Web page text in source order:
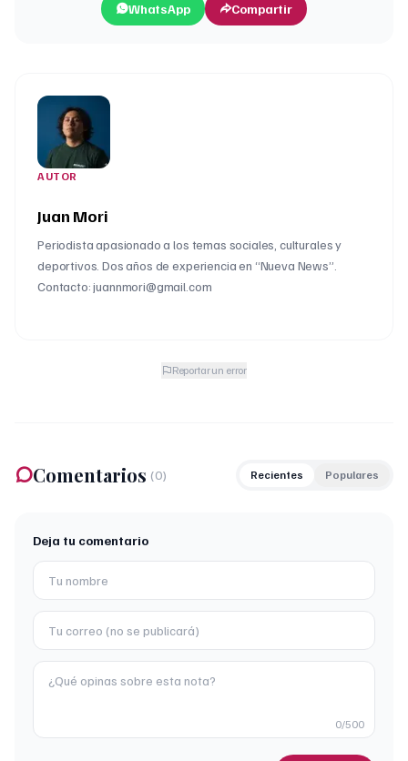
WhatsApp Compartir
AUTOR
Juan Mori
Periodista apasionado a los temas sociales, culturales y
deportivos. Dos años de experiencia en “Nueva News”.
Contacto: juannmori@gmail.com
Reportar un error
Comentarios (0) Recientes Populares
Deja tu comentario
0/500